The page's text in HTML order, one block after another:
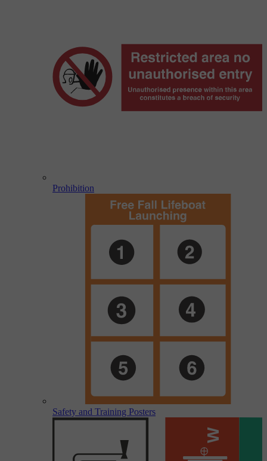
Prohibition
Safety and Training Posters